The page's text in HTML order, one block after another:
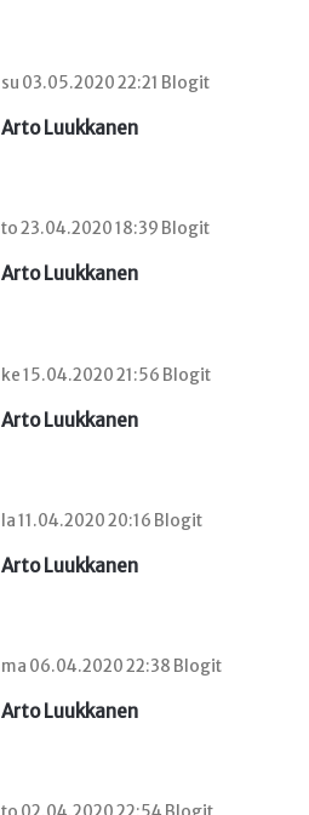
su 03.05.2020 22:21 Blogit
Arto Luukkanen
to 23.04.2020 18:39 Blogit
Arto Luukkanen
ke 15.04.2020 21:56 Blogit
Arto Luukkanen
la 11.04.2020 20:16 Blogit
Arto Luukkanen
ma 06.04.2020 22:38 Blogit
Arto Luukkanen